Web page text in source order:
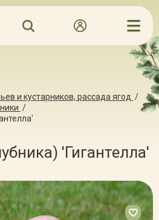
и кустарников, рассада ягод /
/
'Гигантелла'